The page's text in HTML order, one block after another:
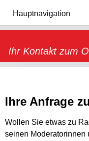
Hauptnavigation
Ihr Kontakt zum
Ihre Anfrage
Wollen Sie etwas zu
seinen Moderatorinnen